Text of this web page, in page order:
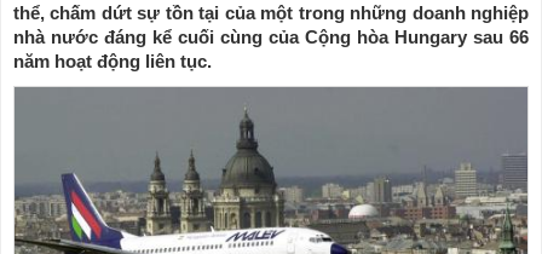
thể, chấm dứt sự tồn tại của một trong những doanh nghiệp
nhà nước đáng kể cuối cùng của Cộng hòa Hungary sau 66
năm hoạt động liên tục.